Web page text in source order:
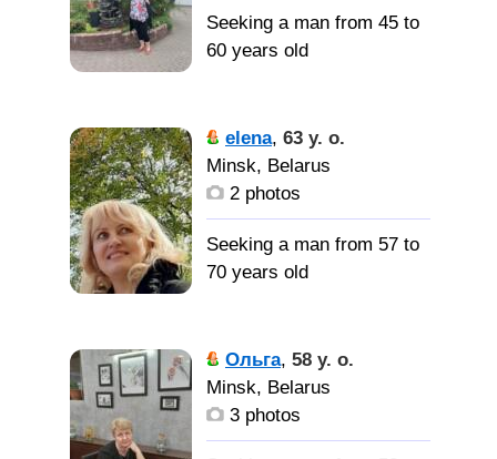
работать на даче, водить
авто.
Порядочного,
заботливого мужчину
-свою вторую половинку.
Seeking a man from 45 to
60 years old
Обеспеченая полная
женщина с обаянием и
чувством юмора.
Одинокого
мужчину которому нужно
elena, 63 y. o.
Minsk, Belarus
2 photos
Seeking a man from 57 to
70 years old
cheerful and kind woman
who wants to find her
female happiness. And
Ольга, 58 y. o.
Minsk, Belarus
3 photos